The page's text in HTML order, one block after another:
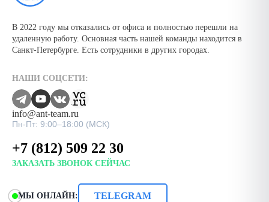
В 2022 году мы отказались от офиса и полностью перешли на
удаленную работу. Основная часть нашей команды находится в
Санкт-Петербурге. Есть сотрудники в других городах.
НАШИ СОЦСЕТИ:
info@ant-team.ru
Пн-Пт: 9:00–18:00 (МСК)
+7 (812) 509 22 30
ЗАКАЗАТЬ ЗВОНОК СЕЙЧАС
МЫ ОНЛАЙН: TELEGRAM